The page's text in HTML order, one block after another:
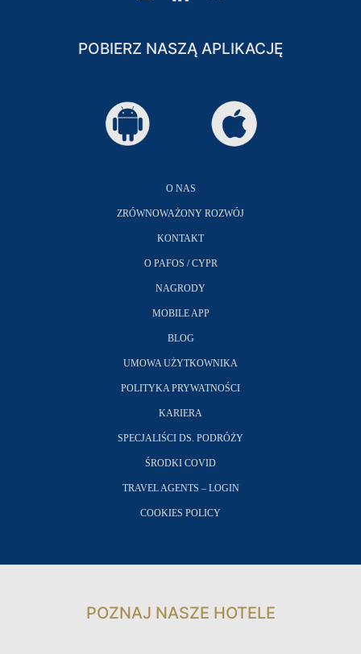
POBIERZ NASZĄ APLIKACJĘ
O NAS
ZRÓWNOWAŻONY ROZWÓJ
KONTAKT
O PAFOS / CYPR
NAGRODY
MOBILE APP
BLOG
UMOWA UŻYTKOWNIKA
POLITYKA PRYWATNOŚCI
KARIERA
SPECJALIŚCI DS. PODRÓŻY
ŚRODKI COVID
TRAVEL AGENTS – LOGIN
COOKIES POLICY
POZNAJ NASZE HOTELE